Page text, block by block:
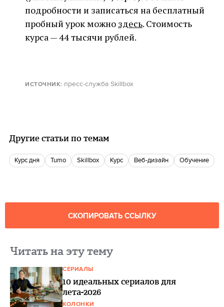
подробности и записаться на бесплатный
пробный урок можно здесь. Стоимость
курса — 44 тысячи рублей.
ИСТОЧНИК: пресс-служба Skillbox
Другие статьи по темам
Курс дня Tumo Skillbox Курс Веб-дизайн Обучение
СКОПИРОВАТЬ ССЫЛКУ
Читать на эту тему
СЕРИАЛЫ
10 идеальных сериалов для
лета-2026
КОЛОНКИ